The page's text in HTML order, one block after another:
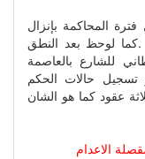
المحاكمة بإنزال
لوحظ بعد النطق
للشارع بالعاصمة
حالات الحكم
عقود كما هو الشان
الاعدام